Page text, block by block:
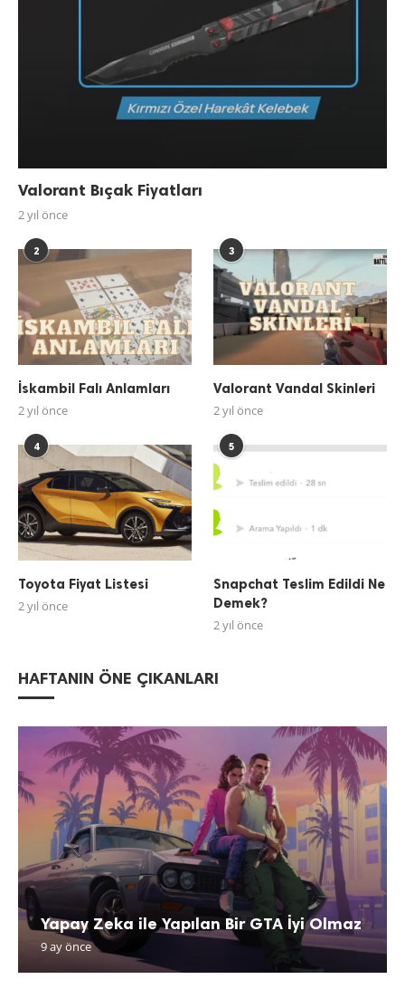
Valorant Bıçak Fiyatları
2 yıl önce
2
İskambil Falı Anlamları
2 yıl önce
3
Valorant Vandal Skinleri
2 yıl önce
4
Toyota Fiyat Listesi
2 yıl önce
5
Snapchat Teslim Edildi Ne
Demek?
2 yıl önce
HAFTANIN ÖNE ÇIKANLARI
Yapay Zeka ile Yapılan Bir GTA İyi Olmaz
9 ay önce